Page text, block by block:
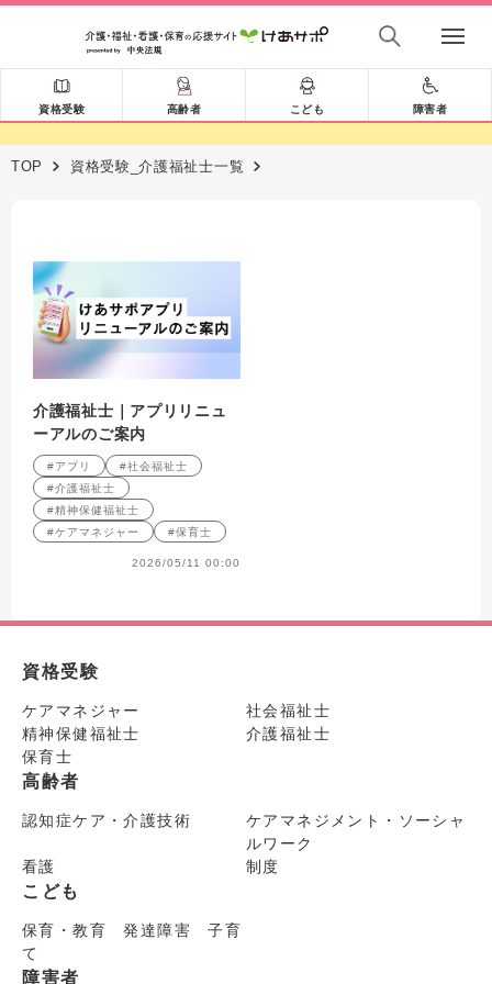
資格受験 高齢者 こども 障害者
TOP 資格受験_介護福祉士一覧
介護福祉士｜アプリリニュ
ーアルのご案内
#アプリ
#社会福祉士
#介護福祉士
#精神保健福祉士
#ケアマネジャー
#保育士
2026/05/11 00:00
資格受験
ケアマネジャー
社会福祉士
精神保健福祉士
介護福祉士
保育士
高齢者
認知症ケア・介護技術
ケアマネジメント・ソーシャ
ルワーク
看護
制度
こども
保育・教育 発達障害 子育
て
障害者